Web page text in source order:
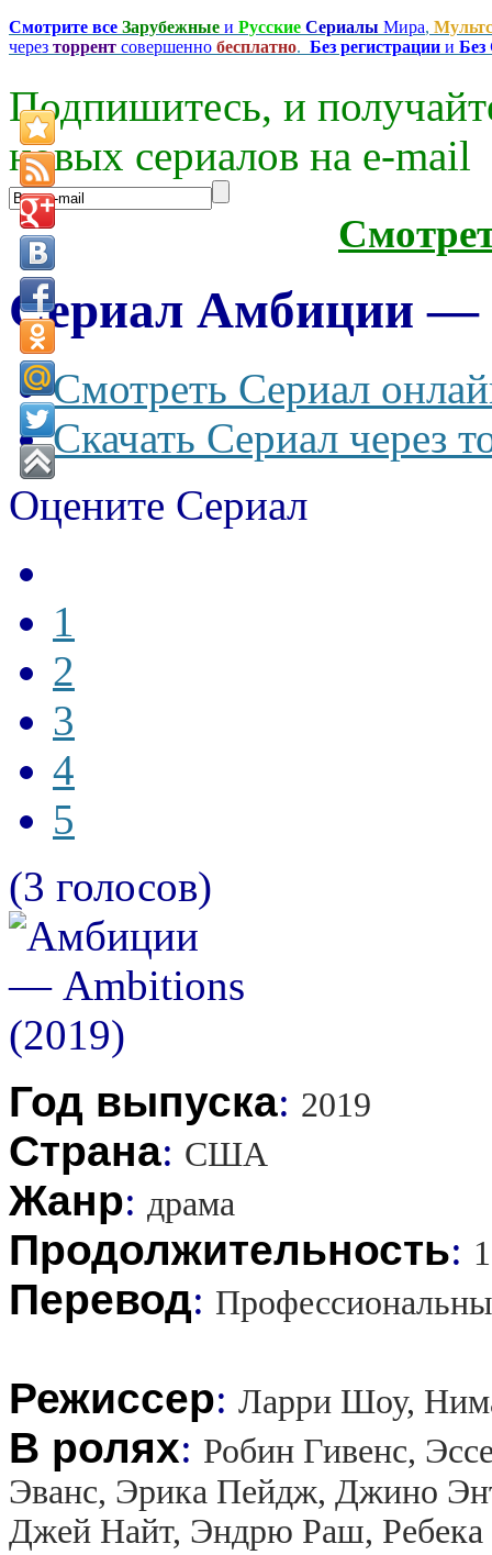
Смотрите все Зарубежные и Русские Сериалы Мира,
через торрент совершенно бесплатно. Без регистрации и
Подпишитесь, и
новых сериалов на e-mаil
Сериал Амбиции —
Смотреть Сериал
Скачать Сериал через
Оцените Сериал
1
2
3
4
5
(3 голосов)
Год выпуска: 2019
Страна: США
Жанр: драма
Продолжительность:
Перевод:
Режиссер: Ларри Шоу,
В ролях: Робин Гивенс,
Эванс, Эрика Пейдж, Джино
Джей Найт, Эндрю Раш, Ребека